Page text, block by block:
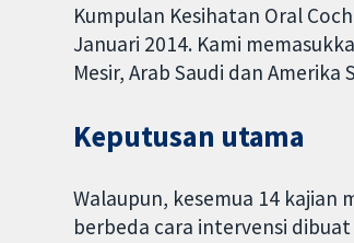
Kumpulan Kesihatan Oral
Januari 2014. Kami
Mesir, Arab Saudi dan
Keputusan utama
Walaupun, kesemua 14
berbeda cara intervensi